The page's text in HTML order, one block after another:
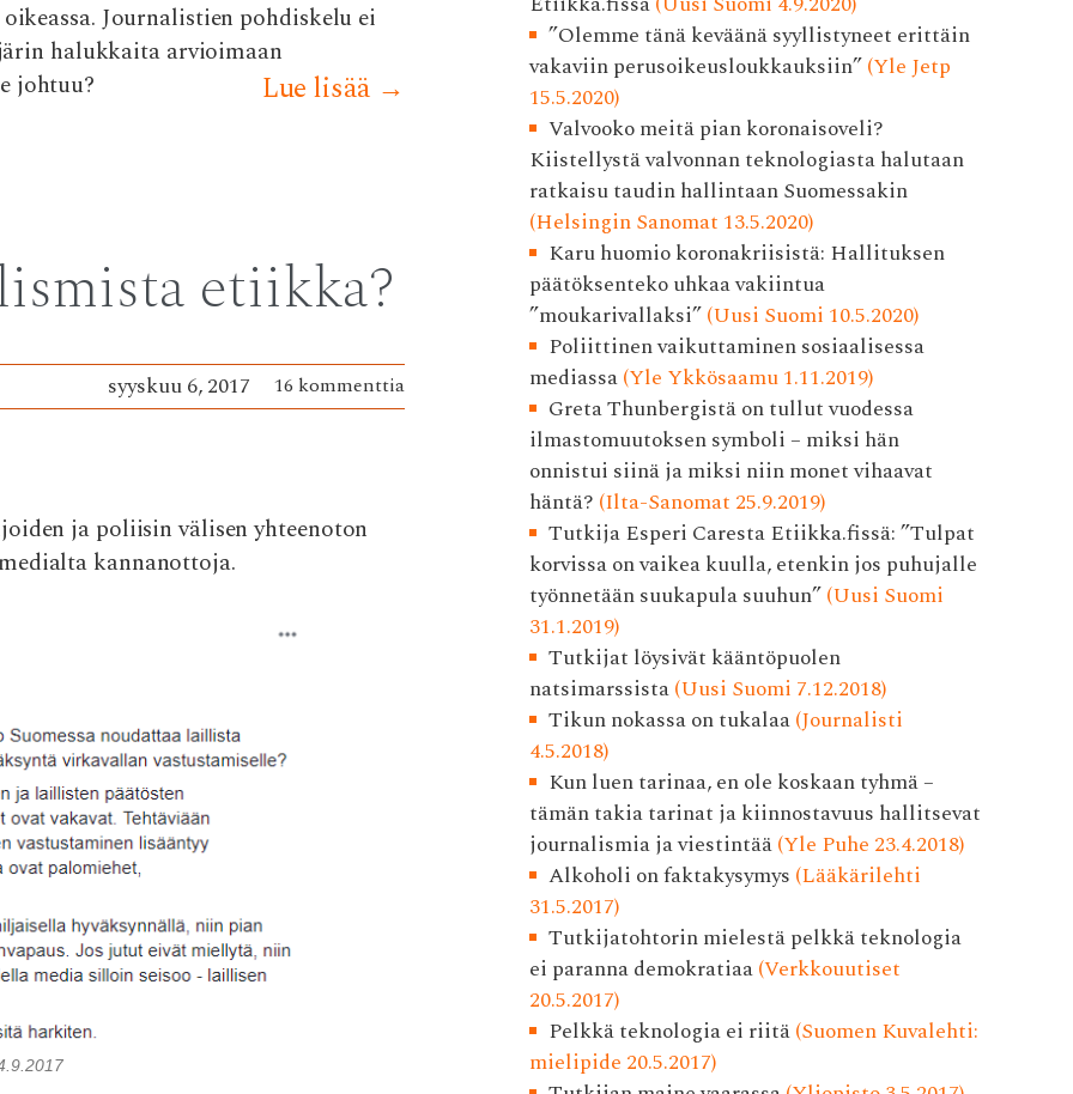
Journalistien pohdiskelu ei
halukkaita arvioimaan
johtuu?
Lue lisää →
etiikka?
syyskuu 6, 2017 16 kommenttia
ja poliisin välisen yhteenoton
kannanottoja.
”Olemme tänä keväänä syyllistyneet erittäin
vakaviin perusoikeusloukkauksiin”(Yle Jetp
15.5.2020)
Valvooko meitä pian korona­isoveli?
Kiistellystä valvonnan teknologiasta halutaan
ratkaisu taudin hallintaan Suomessakin
(Helsingin Sanomat 13.5.2020)
Karu huomio koronakriisistä: Hallituksen
päätöksenteko uhkaa vakiintua
”moukarivallaksi”(Uusi Suomi 10.5.2020)
Poliittinen vaikuttaminen sosiaalisessa
mediassa(Yle Ykkösaamu 1.11.2019)
Greta Thunbergistä on tullut vuodessa
ilmastomuutoksen symboli – miksi hän
onnistui siinä ja miksi niin monet vihaavat
häntä? (Ilta-Sanomat 25.9.2019)
Tutkija Esperi Caresta Etiikka.fissä: ”Tulpat
korvissa on vaikea kuulla, etenkin jos puhujalle
työnnetään suukapula suuhun”(Uusi Suomi
31.1.2019)
Tutkijat löysivät kääntöpuolen
natsimarssista(Uusi Suomi 7.12.2018)
Tikun nokassa on tukalaa(Journalisti
4.5.2018)
Kun luen tarinaa, en ole koskaan tyhmä –
tämän takia tarinat ja kiinnostavuus hallitsevat
journalismia ja viestintää(Yle Puhe 23.4.2018)
Alkoholi on faktakysymys (Lääkärilehti
31.5.2017)
Tutkijatohtorin mielestä pelkkä teknologia
ei paranna demokratiaa(Verkkouutiset
20.5.2017)
Pelkkä teknologia ei riitä(Suomen Kuvalehti:
mielipide 20.5.2017)